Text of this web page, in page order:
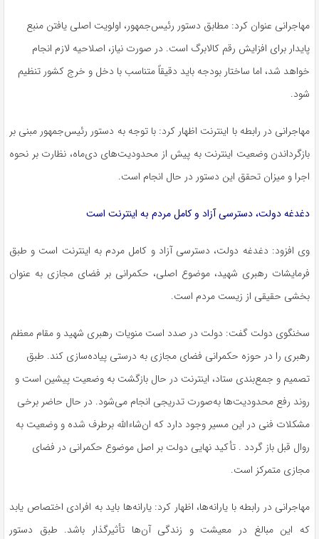
مهاجرانی عنوان کرد: مطابق دستور رئیس‌جمهور، اولویت اصلی یافتن منبع
پایدار برای افزایش رقم کالابرگ است. در صورت نیاز، اصلاحیه لازم انجام
خواهد شد، اما ساختار بودجه باید دقیقاً متناسب با دخل و خرج کشور تنظیم
شود.
مهاجرانی در رابطه با اینترنت اظهار کرد: با توجه به دستور رئیس‌جمهور مبنی بر
بازگرداندن وضعیت اینترنت به پیش از محدودیت‌های دی‌ماه، نظارت بر نحوه
اجرا و میزان تحقق این دستور در حال انجام است.
دغدغه دولت، دسترسی آزاد و کامل مردم به اینترنت است
وی افزود: دغدغه دولت، دسترسی آزاد و کامل مردم به اینترنت است و طبق
فرمایشات رهبری شهید، موضوع اصلی، حکمرانی بر فضای مجازی به عنوان
بخشی حقیقی از زیست مردم است.
سخنگوی دولت گفت: دولت در صدد است منویات رهبری شهید و مقام معظم
رهبری را در حوزه حکمرانی فضای مجازی به درستی پیاده‌سازی کند. طبق
تصمیم و جمع‌بندی ستاد، اینترنت در حال بازگشت به وضعیت پیشین است و
روند رفع محدودیت‌ها به‌صورت تدریجی انجام می‌شود. در حال حاضر برخی
مشکلات فنی در این مسیر وجود دارد که ان‌شاءالله برطرف شده و وضعیت به
روال قبل باز گردد . تأکید نهایی دولت بر اصل موضوع حکمرانی در فضای
مجازی متمرکز است.
مهاجرانی در رابطه با یارانه‌ها، اظهار کرد: یارانه‌ها باید به افرادی اختصاص یابد
که این مبالغ در معیشت و زندگی آن‌ها تأثیرگذار باشد. طبق دستور